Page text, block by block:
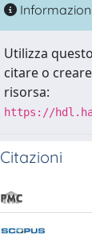
Utilizza
citare o
risorsa:
https://
Citazioni